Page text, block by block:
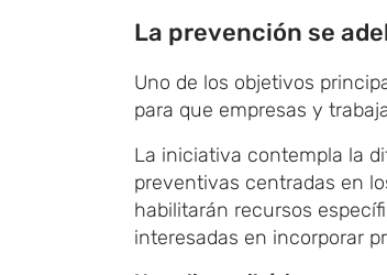
La prevención se
Uno de los objetivos
para que empresas y
La iniciativa contempla la
preventivas centradas en
habilitarán recursos
interesadas en incorporar